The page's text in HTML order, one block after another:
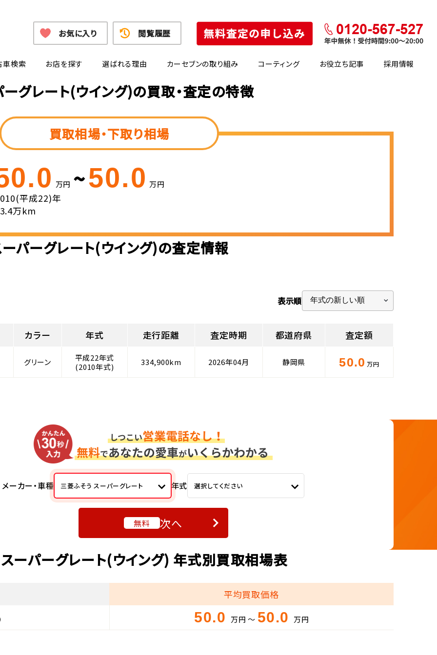
車検索 お店を探す 選ばれる理由 カーセブンの取り組み コーティング お役立ち記事 採用情報
お気に入り 閲覧履歴
ーグレート(ウイング)の買取・査定の特徴
買取相場・下取り相場
万円 ~50.0 万円
平成22)年
万km
パーグレート(ウイング)の査定情報
表示順
カラー 年式 走行距離 査定時期 都道府県 査定額
グリーン
平成22年式
(2010年式)
334,900km 2026年04月 静岡県 50.0 万円
メーカー・車種 三菱ふそう スーパーグレート 年式 選択してください
無料 次へ
ーパーグレート(ウイング) 年式別買取相場表
平均買取価格
50.0 万円 ～ 50.0 万円